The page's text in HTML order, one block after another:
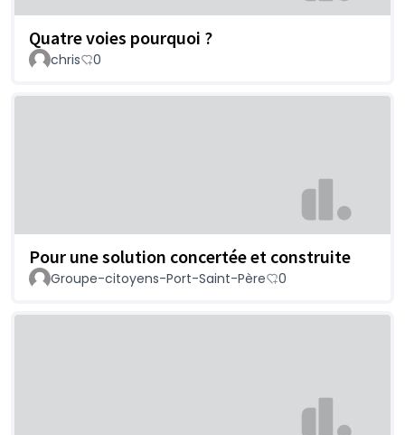
Quatre voies pourquoi ?
chris 0
Pour une solution concertée et construite
Groupe-citoyens-Port-Saint-Père 0